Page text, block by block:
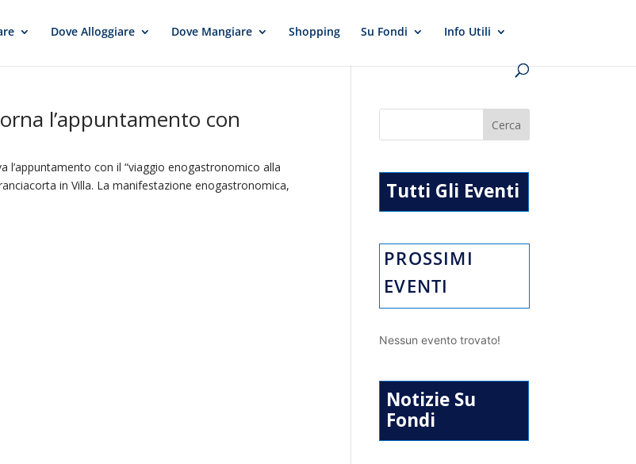
Dove Alloggiare Dove Mangiare Shopping Su Fondi Info Utili
l’appuntamento con
l’appuntamento con il “viaggio enogastronomico alla
in Villa. La manifestazione enogastronomica,
Tutti Gli Eventi
PROSSIMI
EVENTI
Nessun evento trovato!
Notizie Su
Fondi